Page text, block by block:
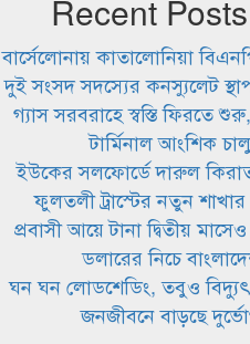
Recent Posts
বার্সেলোনায় কাতালোনিয়া
দুই সংসদ সদস্যের কনস্যুলেট
গ্যাস সরবরাহে স্বস্তি ফিরতে
টার্মিনাল আংশিক চালু
ইউকের সলফোর্ডে দারুল
ফুলতলী ট্রাস্টের নতুন
প্রবাসী আয়ে টানা দ্বিতীয়
ডলারের নিচে
ঘন ঘন লোডশেডিং, তবুও
জনজীবনে বাড়ছে